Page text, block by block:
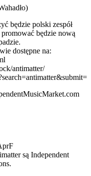
będzie polski zespół
będzie nową
dostępne na:
antimatter/
są Independent